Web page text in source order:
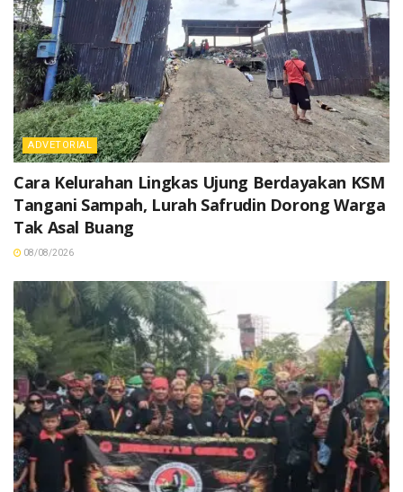
ADVETORIAL
Cara Kelurahan Lingkas Ujung Berdayakan KSM
Tangani Sampah, Lurah Safrudin Dorong Warga
Tak Asal Buang
08/08/2026